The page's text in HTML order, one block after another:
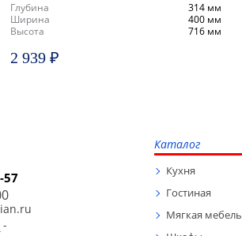
Глубина
314 мм
Ширина
400 мм
Высота
716 мм
2 939 ₽
57
-
Каталог
Кухня
Гостиная
Мягкая мебель